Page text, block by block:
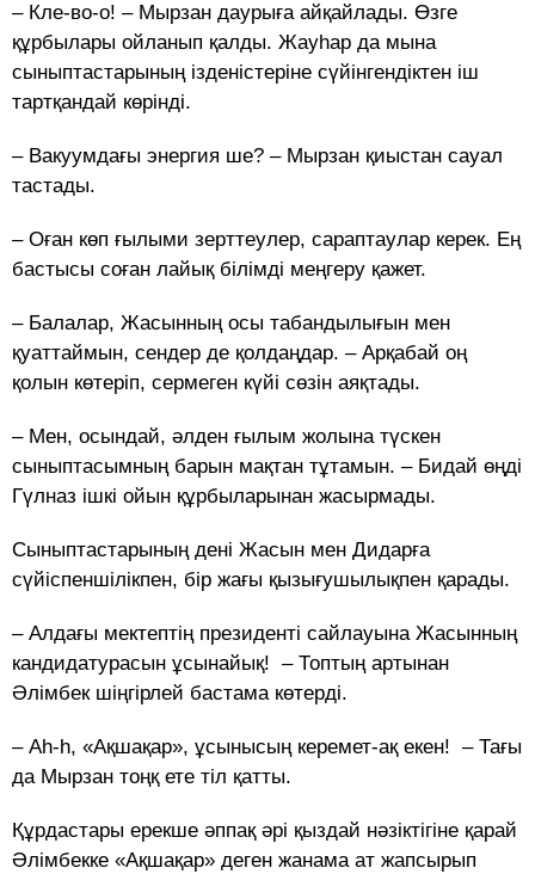
– Кле-во-о! – Мырзан даурыға айқайлады. Өзге
құрбылары ойланып қалды. Жауһар да мына
сыныптастарының ізденістеріне сүйінгендіктен іш
тартқандай көрінді.
– Вакуумдағы энергия ше? – Мырзан қиыстан сауал
тастады.
– Оған көп ғылыми зерттеулер, сараптаулар керек. Ең
бастысы соған лайық білімді меңгеру қажет.
– Балалар, Жасынның осы табандылығын мен
қуаттаймын, сендер де қолдаңдар. – Арқабай оң
қолын көтеріп, сермеген күйі сөзін аяқтады.
– Мен, осындай, әлден ғылым жолына түскен
сыныптасымның барын мақтан тұтамын. – Бидай өңді
Гүлназ ішкі ойын құрбыларынан жасырмады.
Сыныптастарының дені Жасын мен Дидарға
сүйіспеншілікпен, бір жағы қызығушылықпен қарады.
– Алдағы мектептің президенті сайлауына Жасынның
кандидатурасын ұсынайық! – Топтың артынан
Әлімбек шіңгірлей бастама көтерді.
– Аһ-һ, «Ақшақар», ұсынысың керемет-ақ екен! – Тағы
да Мырзан тоңқ ете тіл қатты.
Құрдастары ерекше әппақ әрі қыздай нәзіктігіне қарай
Әлімбекке «Ақшақар» деген жанама ат жапсырып